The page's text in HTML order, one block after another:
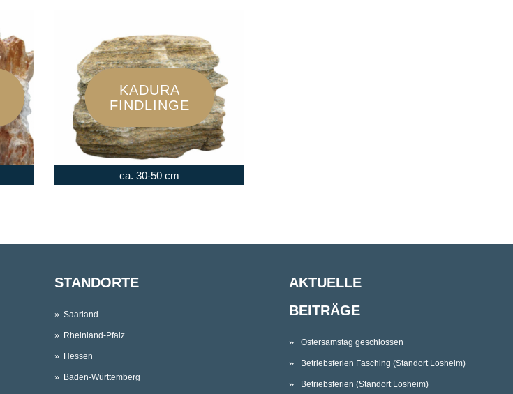
KADURA
FINDLINGE
ca. 30-50 cm
STANDORTE
Saarland
Rheinland-Pfalz
Hessen
Baden-Württemberg
AKTUELLE
BEITRÄGE
Ostersamstag geschlossen
Betriebsferien Fasching (Standort Losheim)
Betriebsferien (Standort Losheim)